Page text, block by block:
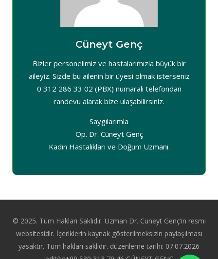
Cüneyt Genç
Bizler personelimiz ve hastalarımızla büyük bir
aileyiz. Sizde bu ailenin bir üyesi olmak isterseniz
0 312 286 33 02 (PBX) numaralı telefondan
randevu alarak bize ulaşabilirsiniz.
Saygılarımla
Op. Dr. Cüneyt Genç
Kadın Hastalıkları ve Doğum Uzmanı.
© 2025. Tüm Hakları Saklıdır. Uzman Dr. Cüneyt Genç’in resmi
websitesidir. İçeriklerin kaynak gösterilmeksizin paylaşılması
yasaktır. Tüm hakları saklıdır. düzenleme tarihi: 07.07.2026